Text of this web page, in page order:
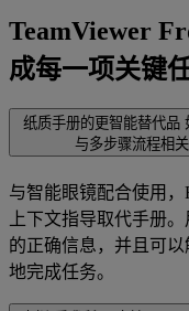
TeamViewer
成每一项关键
纸质手册的更智能替代品
与多步骤流程相
与智能眼镜配合使用
上下文指导取代手册
的正确信息，并且可
地完成任务。